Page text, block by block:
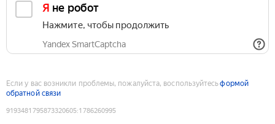
Я не робот
Нажмите, чтобы продолжить
Yandex SmartCaptcha
Если у вас возникли проблемы, пожалуйста, воспользуйтесьформой
обратной связи
9193481795873320605:1786260995